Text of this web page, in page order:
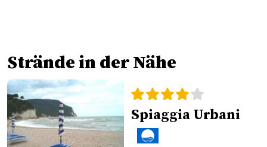
Strände in der Nähe
Spiaggia Urbani